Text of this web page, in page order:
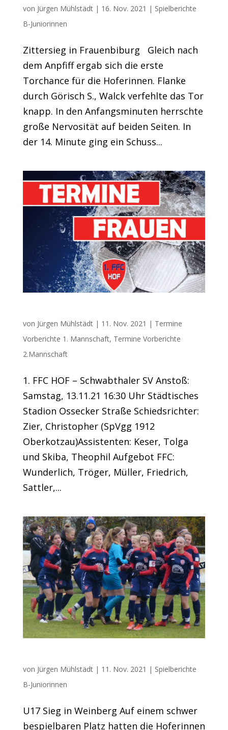
von Jürgen Mühlstädt| 16. Nov. 2021 | Spielberichte
B-Juniorinnen
Zittersieg in Frauenbiburg Gleich nach
dem Anpfiff ergab sich die erste
Torchance für die Hoferinnen. Flanke
durch Görisch S., Walck verfehlte das Tor
knapp. In den Anfangsminuten herrschte
große Nervosität auf beiden Seiten. In
der 14. Minute ging ein Schuss...
von Jürgen Mühlstädt| 11. Nov. 2021 | Termine
Vorberichte 1. Mannschaft, Termine Vorberichte
2.Mannschaft
1. FFC HOF – Schwabthaler SV Anstoß:
Samstag, 13.11.21 16:30 Uhr Städtisches
Stadion Ossecker Straße Schiedsrichter:
Zier, Christopher (SpVgg 1912
Oberkotzau)Assistenten: Keser, Tolga
und Skiba, Theophil Aufgebot FFC:
Wunderlich, Tröger, Müller, Friedrich,
Sattler,...
von Jürgen Mühlstädt| 11. Nov. 2021 | Spielberichte
B-Juniorinnen
U17 Sieg in Weinberg Auf einem schwer
bespielbaren Platz hatten die Hoferinnen